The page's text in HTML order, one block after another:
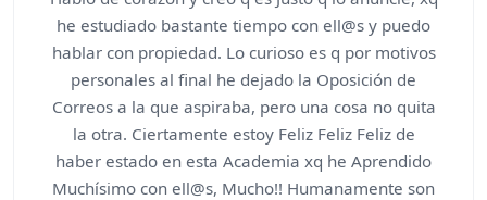
he estudiado bastante tiempo con ell@s y puedo
hablar con propiedad. Lo curioso es q por motivos
personales al final he dejado la Oposición de
Correos a la que aspiraba, pero una cosa no quita
la otra. Ciertamente estoy Feliz Feliz Feliz de
haber estado en esta Academia xq he Aprendido
Muchísimo con ell@s, Mucho!! Humanamente son